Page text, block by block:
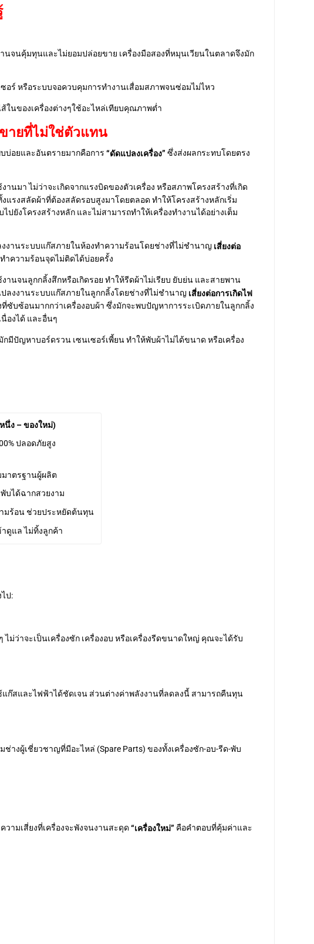
านจนคุ้มทุนและไม่ยอมปล่อยขาย เครื่องมือสองที่หมุนเวียนในตลาดจึงมัก
อร์ หรือระบบจอควบคุมการทำงานเสื่อมสภาพจนซ่อมไม่ไหว
ในของเครื่องต่างๆใช้อะไหล่เทียบคุณภาพต่ำ
ขายที่ไม่ใช่ตัวแทน
บ่อยและอันตรายมากคือการ “ดัดแปลงเครื่อง” ซึ่งส่งผลกระทบโดยตรง
นมา ไม่ว่าจะเกิดจากแรงบิดของตัวเครื่อง หรือสภาพโครงสร้างที่เกิด
รงสลัดผ้าที่ต้องสลัดรอบสูงมาโดยตลอด ทำให้โครงสร้างหลักเริ่ม
ยังโครงสร้างหลัก และไม่สามารถทำให้เครื่องทำงานได้อย่างเต็ม
งานระบบแก๊สภายในห้องทำความร้อนโดยช่างที่ไม่ชำนาญ เสี่ยงต่อ
ำความร้อนจุดไม่ติดได้บ่อยครั้ง
านจนลูกกลิ้งสึกหรือเกิดรอย ทำให้รีดผ้าไม่เรียบ ยับย่น และสายพาน
ปลงงานระบบแก๊สภายในลูกกลิ้งโดยช่างที่ไม่ชำนาญ เสี่ยงต่อการเกิดไฟ
ซับซ้อนมากกว่าเครื่องอบผ้า ซึ่งมักจะพบปัญหาการระเบิดภายในลูกกลิ้ง
องได้ และอื่นๆ
มีปัญหาบอร์ดรวน เซนเซอร์เพี้ยน ทำให้พับผ้าไม่ได้ขนาด หรือเครื่อง
นึ่ง – ของใหม่)
ปลอดภัยสูง
าตรฐานผู้ผลิต
บได้ฉากสวยงาม
มร้อน ช่วยประหยัดต้นทุน
ดูแล ไม่ทิ้งลูกค้า
ป:
ไม่ว่าจะเป็นเครื่องซัก เครื่องอบ หรือเครื่องรีดขนาดใหญ่ คุณจะได้รับ
ก๊สและไฟฟ้าได้ชัดเจน ส่วนต่างค่าพลังงานที่ลดลงนี้ สามารถคืนทุน
างผู้เชี่ยวชาญที่มีอะไหล่ (Spare Parts) ของทั้งเครื่องซัก-อบ-รีด-พับ
ามเสี่ยงที่เครื่องจะพังจนงานสะดุด “เครื่องใหม่” คือคำตอบที่คุ้มค่าและ